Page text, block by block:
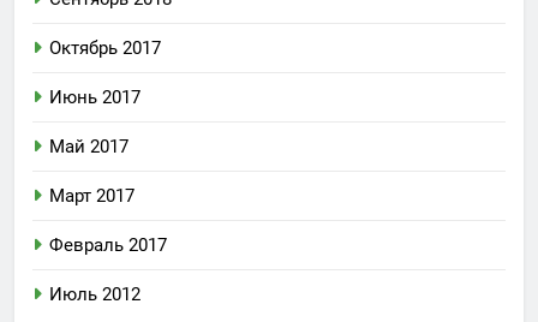
Октябрь 2017
Июнь 2017
Май 2017
Март 2017
Февраль 2017
Июль 2012